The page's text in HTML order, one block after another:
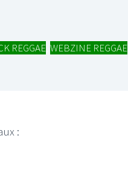
REGGAE WEBZINE REGGAE
: